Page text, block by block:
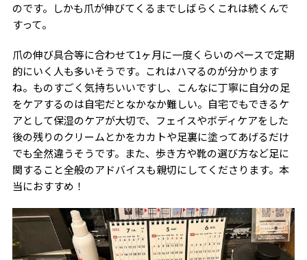
のです。しかも爪が伸びてくるまでしばらくこれは続くんで
すって。
爪の伸び具合等に合わせて1ヶ月に一度くらいのペースで定期
的にいく人も多いそうです。これはハマるのが分かります
ね。ものすごく気持ちいいですし、こんなに丁寧に自分の足
をケアするのは自宅だとなかなか難しい。自宅でもできるケ
アとして保湿のケアが大切で、フェイスやボディケアをした
後の残りのクリームとかをカカトや足裏に塗ってあげるだけ
でも全然違うそうです。また、歩き方や靴の選び方など足に
関すること全般のアドバイスも親切にしてくださります。本
当におすすめ！